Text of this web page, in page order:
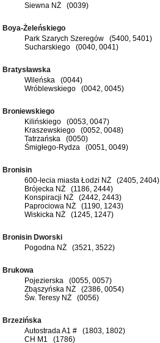
Siewna NŻ (0039)
Boya-Żeleńskiego
Park Szarych Szeregów (5400, 5401)
Sucharskiego (0040, 0041)
Bratysławska
Wileńska (0044)
Wróblewskiego (0042, 0045)
Broniewskiego
Kilińskiego (0053, 0047)
Kraszewskiego (0052, 0048)
Tatrzańska (0050)
Śmigłego-Rydza (0051, 0049)
Bronisin
600-lecia miasta Łodzi NŻ (2405, 2404)
Brójecka NŻ (1186, 2444)
Konspiracji NŻ (2442, 2443)
Paprociowa NŻ (1190, 1243)
Wiskicka NŻ (1245, 1247)
Bronisin Dworski
Pogodna NŻ (3521, 3522)
Brukowa
Pojezierska (0055, 0057)
Zbąszyńska NŻ (2386, 0054)
Św. Teresy NŻ (0056)
Brzezińska
Autostrada A1 # (1803, 1802)
CH M1 (1786)